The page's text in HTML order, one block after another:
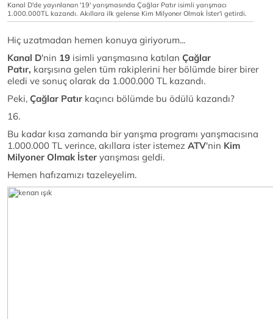
Kanal D'de yayınlanan '19' yarışmasında Çağlar Patır isimli yarışmacı
1.000.000TL kazandı. Akıllara ilk gelense Kim Milyoner Olmak İster'i getirdi.
Hiç uzatmadan hemen konuya giriyorum...
Kanal D'nin 19 isimli yarışmasına katılan Çağlar
Patır, karşısına gelen tüm rakiplerini her bölümde birer birer
eledi ve sonuç olarak da 1.000.000 TL kazandı.
Peki, Çağlar Patır kaçıncı bölümde bu ödülü kazandı?
16.
Bu kadar kısa zamanda bir yarışma programı yarışmacısına
1.000.000 TL verince, akıllara ister istemez ATV'nin Kim
Milyoner Olmak İster yarışması geldi.
Hemen hafızamızı tazeleyelim.